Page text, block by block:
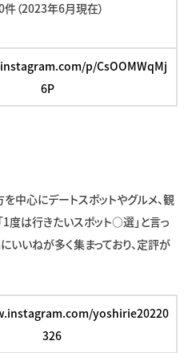
件（2023年6月現在）
p/CsOOMWqMj
6P
中心にデートスポットやグルメ、観
1度は行きたいスポット○選」と言っ
いいねが多く集まっており、定評が
yoshirie20220
326